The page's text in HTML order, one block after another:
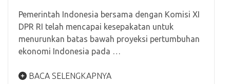
Pemerintah Indonesia bersama dengan Komisi XI
DPR RI telah mencapai kesepakatan untuk
menurunkan batas bawah proyeksi pertumbuhan
ekonomi Indonesia pada …
BACA SELENGKAPNYA